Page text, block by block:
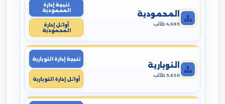
المحمودية
4,685 طالب
نتيجة إدارة
المحمودية
أوائل إدارة
المحمودية
النوبارية
5,630 طالب
نتيجة إدارة النوبارية
أوائل إدارة النوبارية